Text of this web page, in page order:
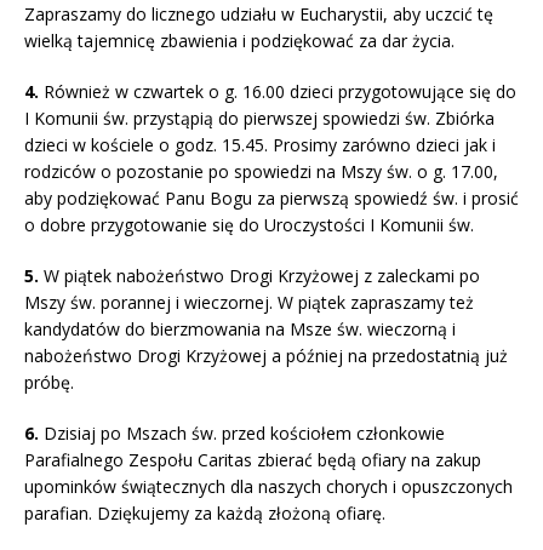
Zapraszamy do licznego udziału w Eucharystii, aby uczcić tę
wielką tajemnicę zbawienia i podziękować za dar życia.
4. Również w czwartek o g. 16.00 dzieci przygotowujące się do
I Komunii św. przystąpią do pierwszej spowiedzi św. Zbiórka
dzieci w kościele o godz. 15.45. Prosimy zarówno dzieci jak i
rodziców o pozostanie po spowiedzi na Mszy św. o g. 17.00,
aby podziękować Panu Bogu za pierwszą spowiedź św. i prosić
o dobre przygotowanie się do Uroczystości I Komunii św.
5. W piątek nabożeństwo Drogi Krzyżowej z zaleckami po
Mszy św. porannej i wieczornej. W piątek zapraszamy też
kandydatów do bierzmowania na Msze św. wieczorną i
nabożeństwo Drogi Krzyżowej a później na przedostatnią już
próbę.
6. Dzisiaj po Mszach św. przed kościołem członkowie
Parafialnego Zespołu Caritas zbierać będą ofiary na zakup
upominków świątecznych dla naszych chorych i opuszczonych
parafian. Dziękujemy za każdą złożoną ofiarę.